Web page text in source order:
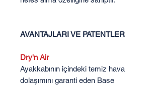
AVANTAJLARI VE PATENTLER
Dry'n Air
Ayakkabının içindeki temiz hava
dolaşımını garanti eden Base